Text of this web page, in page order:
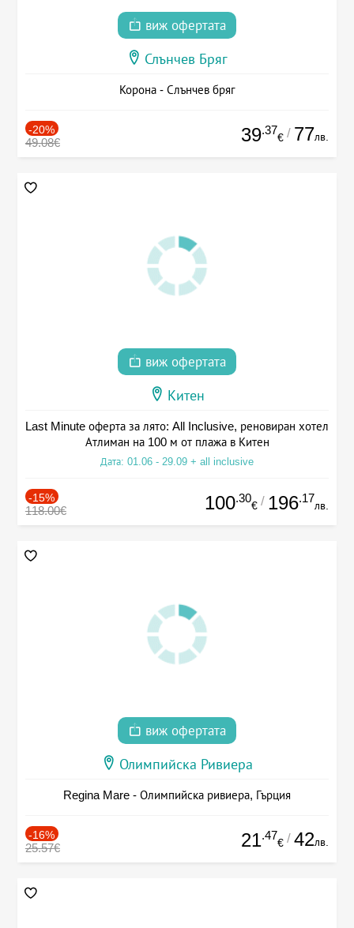
виж офертата
Слънчев Бряг
Корона - Слънчев бряг
-20%
49.08€ 39.37
€ / 77лв.
виж офертата
Китен
Last Minute оферта за лято: All Inclusive, реновиран хотел
Атлиман на 100 м от плажа в Китен
Дата: 01.06 - 29.09 + all inclusive
-15%
118.00€ 100.30
€ / 196.17
лв.
виж офертата
Олимпийска Ривиера
Regina Mare - Олимпийска ривиера, Гърция
-16%
25.57€ 21.47
€ / 42лв.